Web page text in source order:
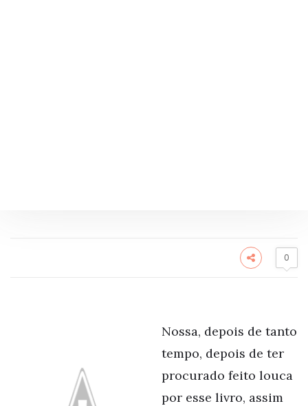
0
Nossa, depois de tanto
tempo, depois de ter
procurado feito louca
por esse livro, assim